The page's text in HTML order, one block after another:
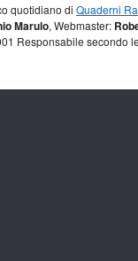
quotidiano di Quaderni
Marulo, Webmaster:
Responsabile secondo